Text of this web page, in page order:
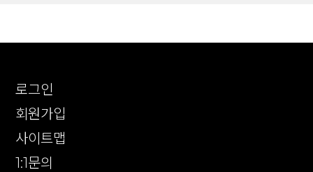
로그인
회원가입
사이트맵
1:1문의